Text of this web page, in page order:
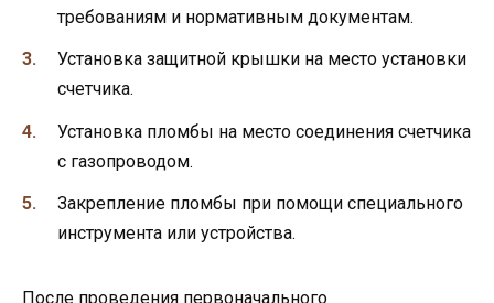
требованиям и нормативным документам.
Установка защитной крышки на место установки
счетчика.
Установка пломбы на место соединения счетчика
с газопроводом.
Закрепление пломбы при помощи специального
инструмента или устройства.
После проведения первоначального